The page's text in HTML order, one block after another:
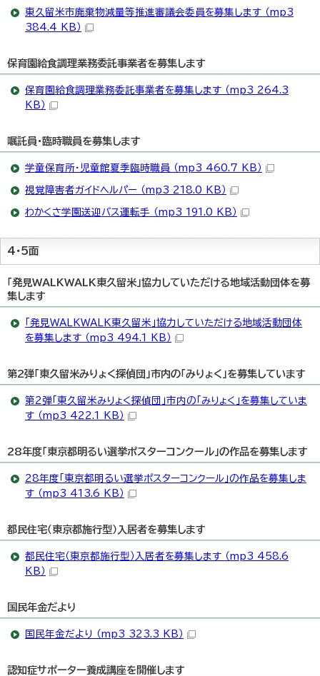
東久留米市廃棄物減量等推進審議会委員を募集します （mp3
384.4 KB）
保育園給食調理業務委託事業者を募集します
保育園給食調理業務委託事業者を募集します （mp3 264.3
KB）
嘱託員・臨時職員を募集します
学童保育所・児童館夏季臨時職員 （mp3 460.7 KB）
視覚障害者ガイドヘルパー （mp3 218.0 KB）
わかくさ学園送迎バス運転手 （mp3 191.0 KB）
4・5面
「発見WALKWALK東久留米」協力していただける地域活動団体を募
集します
「発見WALKWALK東久留米」協力していただける地域活動団体
を募集します （mp3 494.1 KB）
第2弾「東久留米みりょく探偵団」市内の「みりょく」を募集しています
第2弾「東久留米みりょく探偵団」市内の「みりょく」を募集していま
す （mp3 422.1 KB）
28年度「東京都明るい選挙ポスターコンクール」の作品を募集します
28年度「東京都明るい選挙ポスターコンクール」の作品を募集しま
す （mp3 413.6 KB）
都民住宅（東京都施行型）入居者を募集します
都民住宅（東京都施行型）入居者を募集します （mp3 458.6
KB）
国民年金だより
国民年金だより （mp3 323.3 KB）
認知症サポーター養成講座を開催します